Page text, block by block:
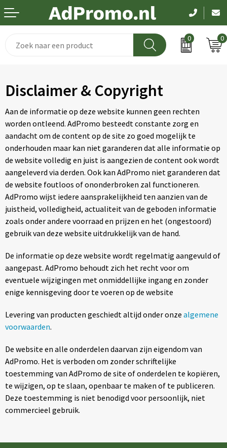
0 0
Paraplu's
Schrijfwaren
Elektronica
Anti-stress
Bidons en Sportflessen
Elektronica, Gadgets en USB
Feestartikelen
Fitness
Huis, Tuin en Keuken
Kantoor en Zakelijk
Kinderen, Peuters en Baby's
Klokken, horloges en weerstations
Lampen en Gereedschap
Paraplu's
Persoonlijke verzorging
Reisbenodigdheden
Bodywarmers
Broeken en Rokken
Caps, Hoeden en Mutsen
Handschoenen en Sjaals
Hygiëne en Persoonlijke verzorging
Jassen
Kledingaccessoires
Ondergoed en Sokken
Overhemden
Reflecterende polo's
Reflecterende vesten
Regenkleding
Pasen
Koningsdag
Kerst
EK en WK
Pakketten voor elke gelegenheid
Disclaimer & Copyright
Aan de informatie op deze website kunnen geen rechten
worden ontleend. AdPromo besteedt constante zorg en
aandacht om de content op de site zo goed mogelijk te
onderhouden maar kan niet garanderen dat alle informatie op
de website volledig en juist is aangezien de content ook wordt
aangeleverd via derden. Ook kan AdPromo niet garanderen dat
de website foutloos of ononderbroken zal functioneren.
AdPromo wijst iedere aansprakelijkheid ten aanzien van de
juistheid, volledigheid, actualiteit van de geboden informatie
zoals onder andere voorraad en prijzen en het (ongestoord)
gebruik van deze website uitdrukkelijk van de hand.
De informatie op deze website wordt regelmatig aangevuld of
aangepast. AdPromo behoudt zich het recht voor om
eventuele wijzigingen met onmiddellijke ingang en zonder
enige kennisgeving door te voeren op de website
Levering van producten geschiedt altijd onder onze algemene
voorwaarden.
De website en alle onderdelen daarvan zijn eigendom van
AdPromo. Het is verboden om zonder schriftelijke
toestemming van AdPromo de site of onderdelen te kopiëren,
te wijzigen, op te slaan, openbaar te maken of te publiceren.
Deze toestemming is niet benodigd voor persoonlijk, niet
commercieel gebruik.